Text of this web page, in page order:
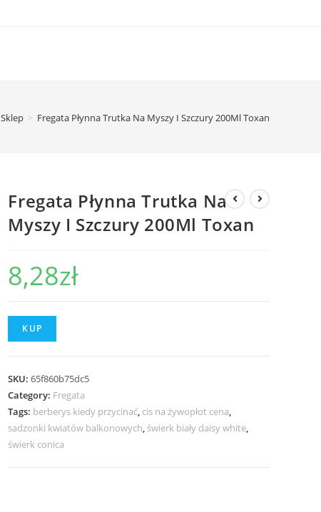
Sklep > Fregata Płynna Trutka Na Myszy I Szczury 200Ml Toxan
Fregata Płynna Trutka Na
Myszy I Szczury 200Ml Toxan
8,28zł
KUP
SKU:65f860b75dc5
Category: Fregata
Tags: berberys kiedy przycinać, cis na żywopłot cena,
sadzonki kwiatów balkonowych, świerk biały daisy white,
świerk conica